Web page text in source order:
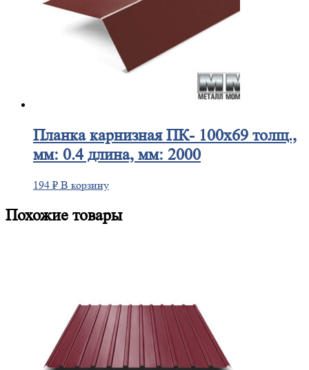
Планкакарнизная ПК- 100х69 толщ.,
мм: 0.4 длина, мм: 2000
194 ₽ В корзину
Похожие товары